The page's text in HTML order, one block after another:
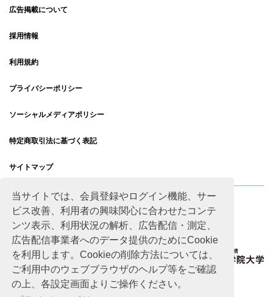
当サイトでは、会員登録やログイン機能、サー
ビス改善、利用者の興味関心に合わせたコンテ
ンツ表示、利用状況の解析、広告配信・測定、
広告配信事業者へのデータ提供のためにCookie
を利用します。Cookieの削除方法については、
ご利用中のウェブブラウザのヘルプ等をご確認
の上、各設定画面よりご操作ください。
広告掲載について
採用情報
利用規約
プライバシーポリシー
ソーシャルメディアポリシー
特定商取引法に基づく表記
サイトマップ